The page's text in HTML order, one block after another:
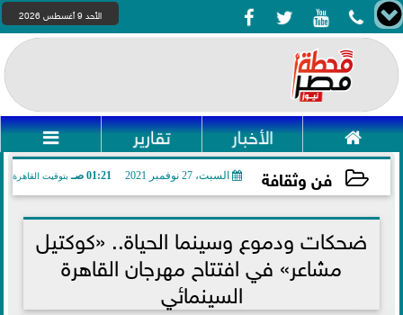
    الأحد 9 أغسطس 2026
 الأخبار تقارير 
فن وثقافة السبت، 27 نوفمبر 2021 01:21 صـ بتوقيت القاهرة
2021-11-27 01:21:23
ضحكات ودموع وسينما الحياة.. «كوكتيل
مشاعر» في افتتاح مهرجان القاهرة
السينمائي